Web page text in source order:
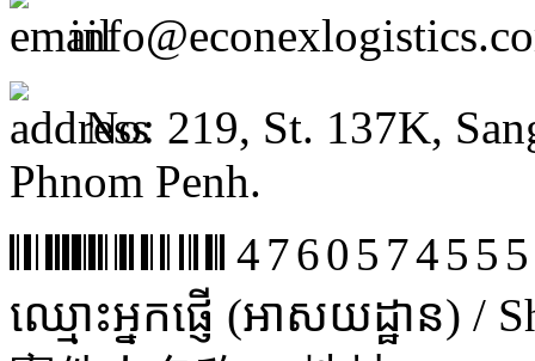
No: 219, St. 137K,
Phnom Penh.
4760574555
ឈ្មោះអ្នកផ្ញើ (អាសយដ្ឋាន) /